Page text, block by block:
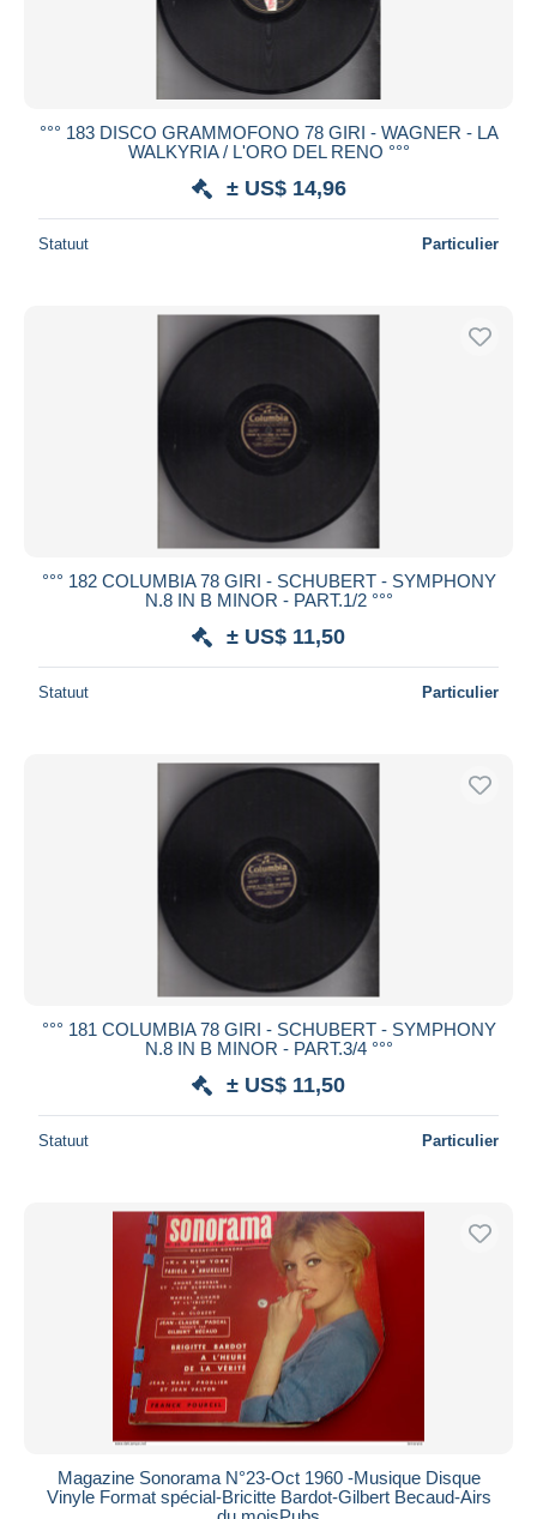
°°° 183 DISCO GRAMMOFONO 78 GIRI - WAGNER - LA
WALKYRIA / L'ORO DEL RENO °°°
± US$ 14,96
Statuut Particulier
°°° 182 COLUMBIA 78 GIRI - SCHUBERT - SYMPHONY
N.8 IN B MINOR - PART.1/2 °°°
± US$ 11,50
Statuut Particulier
°°° 181 COLUMBIA 78 GIRI - SCHUBERT - SYMPHONY
N.8 IN B MINOR - PART.3/4 °°°
± US$ 11,50
Statuut Particulier
Magazine Sonorama N°23-Oct 1960 -Musique Disque
Vinyle Format spécial-Bricitte Bardot-Gilbert Becaud-Airs